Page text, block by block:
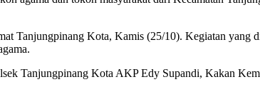
Tanjungpinang Kota, Kamis (25/10). Kegiatan yang
Tanjungpinang Kota AKP Edy Supandi, Kakan